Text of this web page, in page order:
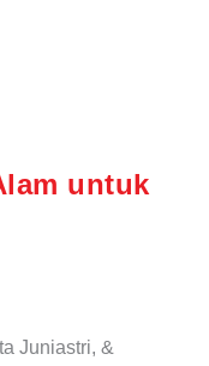
untuk
Juniastri, &